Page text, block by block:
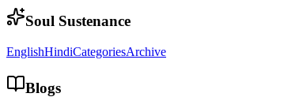
Soul Sustenance
EnglishHindiCategoriesArchive
Blogs